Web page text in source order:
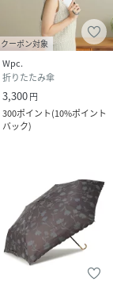
クーポン対象
Wpc.
折りたたみ傘
3,300円
300ポイント(10%ポイント
バック)